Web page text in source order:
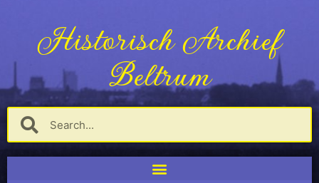
Historisch Archief
Beltrum